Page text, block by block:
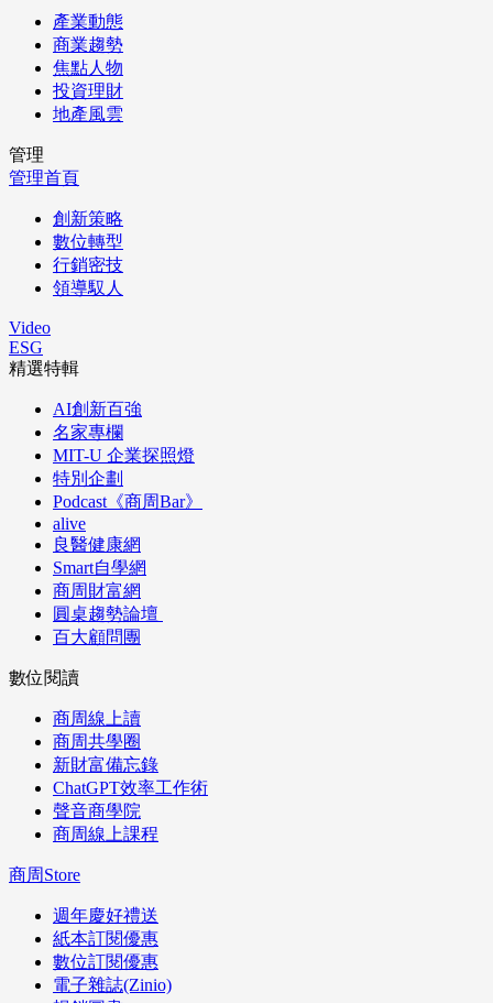
產業動態
商業趨勢
焦點人物
投資理財
地產風雲
管理
管理首頁
創新策略
數位轉型
行銷密技
領導馭人
Video
ESG
精選特輯
AI創新百強
名家專欄
MIT-U 企業探照燈
特別企劃
Podcast《商周Bar》
alive
良醫健康網
Smart自學網
商周財富網
圓桌趨勢論壇
百大顧問團
數位閱讀
商周線上讀
商周共學圈
新財富備忘錄
ChatGPT效率工作術
聲音商學院
商周線上課程
商周Store
週年慶好禮送
紙本訂閱優惠
數位訂閱優惠
電子雜誌(Zinio)